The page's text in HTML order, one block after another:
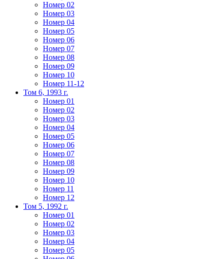
Номер 02
Номер 03
Номер 04
Номер 05
Номер 06
Номер 07
Номер 08
Номер 09
Номер 10
Номер 11-12
Том 6, 1993 г.
Номер 01
Номер 02
Номер 03
Номер 04
Номер 05
Номер 06
Номер 07
Номер 08
Номер 09
Номер 10
Номер 11
Номер 12
Том 5, 1992 г.
Номер 01
Номер 02
Номер 03
Номер 04
Номер 05